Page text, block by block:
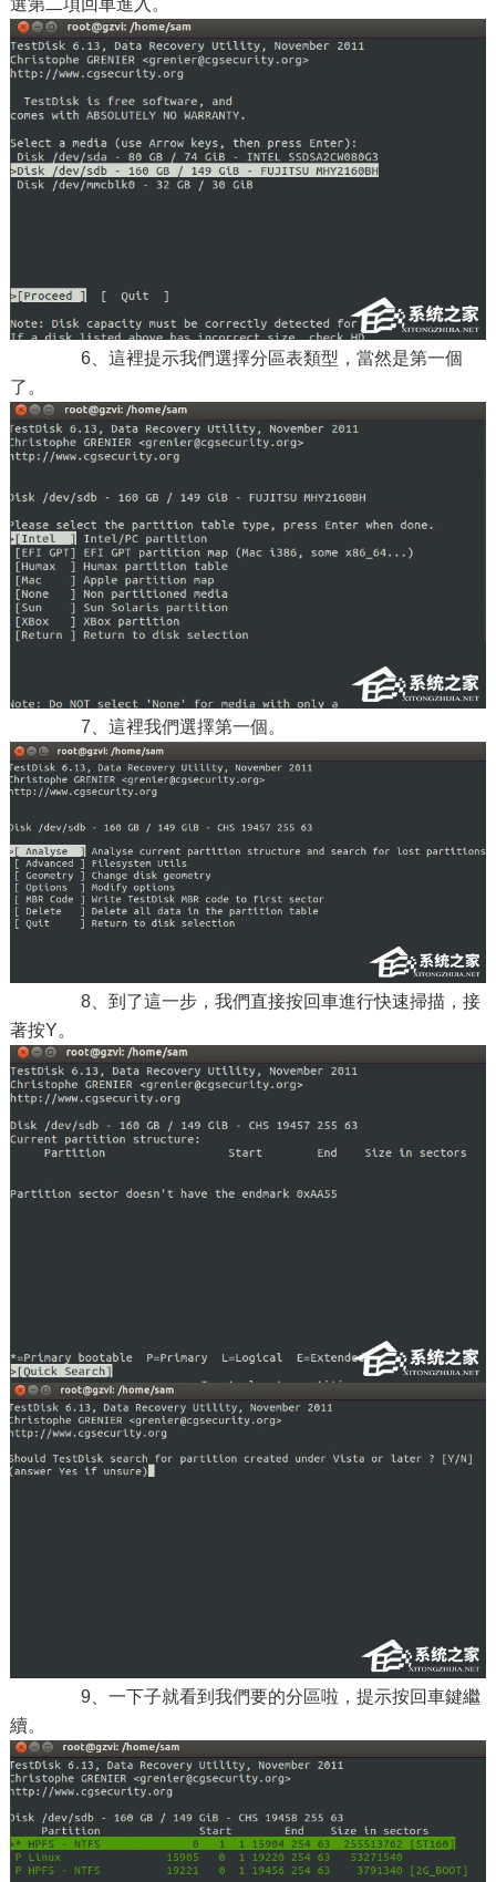
6、這裡提示我們選擇分區表類型，當然是第一個
了。
7、這裡我們選擇第一個。
8、到了這一步，我們直接按回車進行快速掃描，接
著按Y。
9、一下子就看到我們要的分區啦，提示按回車鍵繼
續。